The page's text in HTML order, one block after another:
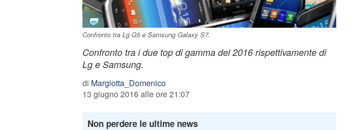
Confronto tra Lg G5 e Samsung Galaxy S7.
Confronto tra i due top di gamma del 2016 rispettivamente di
Lg e Samsung.
di Margiotta_Domenico
13 giugno 2016 alle ore 21:07
Non perdere le ultime news